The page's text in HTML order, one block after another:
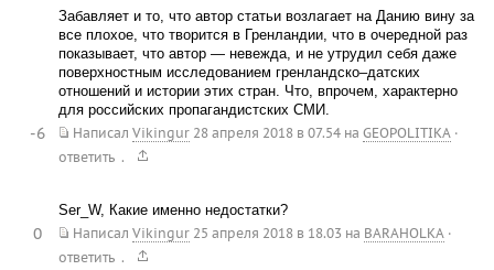
Забавляет и то, что автор статьи возлагает на Данию вину за
все плохое, что творится в Гренландии, что в очередной раз
показывает, что автор — невежда, и не утрудил себя даже
поверхностным исследованием гренландско–датских
отношений и истории этих стран. Что, впрочем, характерно
для российских пропагандистских СМИ.
Написал Vikingur 28 апреля 2018 в 07.54на GEOPOLITIKA ·
ответить .
-6
Ser_W, Какие именно недостатки?
Написал Vikingur 25 апреля 2018 в 18.03 на BARAHOLKA ·
ответить .
0